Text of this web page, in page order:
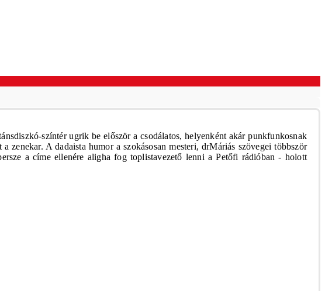
színtér ugrik be először a csodálatos, helyenként akár punkfunkosnak
A dadaista humor a szokásosan mesteri, drMáriás szövegei többször
a címe ellenére aligha fog toplistavezető lenni a Petőfi rádióban - holott